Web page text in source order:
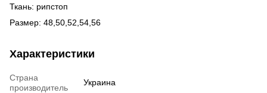
Ткань: рипстоп
Размер: 48,50,52,54,56
Характеристики
Страна
производитель
Украина